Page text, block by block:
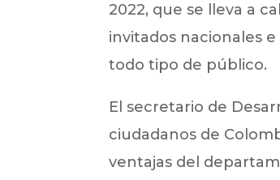
2022, que se lleva a
invitados nacionales
todo tipo de público.
El secretario de
ciudadanos de
ventajas del